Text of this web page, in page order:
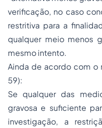
verificação, no caso
restritiva para a
qualquer meio menos
mesmo intento.
Ainda de acordo com o
59):
Se qualquer das
gravosa e suficiente
investigação, a